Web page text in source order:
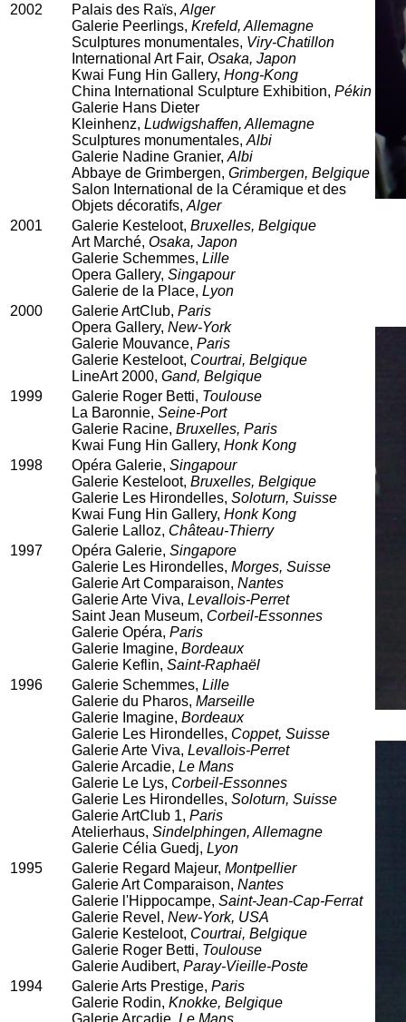
2002
Palais des Raïs, Alger
Galerie Peerlings, Krefeld, Allemagne
Sculptures monumentales, Viry-Chatillon
International Art Fair, Osaka, Japon
Kwai Fung Hin Gallery, Hong-Kong
China International Sculpture Exhibition, Pékin
Galerie Hans Dieter
Kleinhenz, Ludwigshaffen, Allemagne
Sculptures monumentales, Albi
Galerie Nadine Granier, Albi
Abbaye de Grimbergen, Grimbergen, Belgique
Salon International de la Céramique et des
Objets décoratifs, Alger
2001
Galerie Kesteloot, Bruxelles, Belgique
Art Marché, Osaka, Japon
Galerie Schemmes, Lille
Opera Gallery, Singapour
Galerie de la Place, Lyon
2000
Galerie ArtClub, Paris
Opera Gallery, New-York
Galerie Mouvance, Paris
Galerie Kesteloot, Courtrai, Belgique
LineArt 2000, Gand, Belgique
1999
Galerie Roger Betti, Toulouse
La Baronnie, Seine-Port
Galerie Racine, Bruxelles, Paris
Kwai Fung Hin Gallery, Honk Kong
1998
Opéra Galerie, Singapour
Galerie Kesteloot, Bruxelles, Belgique
Galerie Les Hirondelles, Soloturn, Suisse
Kwai Fung Hin Gallery, Honk Kong
Galerie Lalloz, Château-Thierry
1997
Opéra Galerie, Singapore
Galerie Les Hirondelles, Morges, Suisse
Galerie Art Comparaison, Nantes
Galerie Arte Viva, Levallois-Perret
Saint Jean Museum, Corbeil-Essonnes
Galerie Opéra, Paris
Galerie Imagine, Bordeaux
Galerie Keflin, Saint-Raphaël
1996
Galerie Schemmes, Lille
Galerie du Pharos, Marseille
Galerie Imagine, Bordeaux
Galerie Les Hirondelles, Coppet, Suisse
Galerie Arte Viva, Levallois-Perret
Galerie Arcadie, Le Mans
Galerie Le Lys, Corbeil-Essonnes
Galerie Les Hirondelles, Soloturn, Suisse
Galerie ArtClub 1, Paris
Atelierhaus, Sindelphingen, Allemagne
Galerie Célia Guedj, Lyon
1995
Galerie Regard Majeur, Montpellier
Galerie Art Comparaison, Nantes
Galerie l'Hippocampe, Saint-Jean-Cap-Ferrat
Galerie Revel, New-York, USA
Galerie Kesteloot, Courtrai, Belgique
Galerie Roger Betti, Toulouse
Galerie Audibert, Paray-Vieille-Poste
1994
Galerie Arts Prestige, Paris
Galerie Rodin, Knokke, Belgique
Galerie Arcadie, Le Mans